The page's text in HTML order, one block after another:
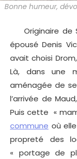
Bonne humeur,
Originaire de
épousé Denis
avait choisi
Là, dans une
aménagée de
l’arrivée de
Puis cette «
commune où
propreté des
« portage de